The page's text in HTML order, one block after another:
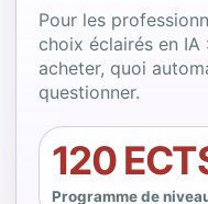
Pour les
choix éclairés en
acheter, quoi
questionner.
120
Programme de